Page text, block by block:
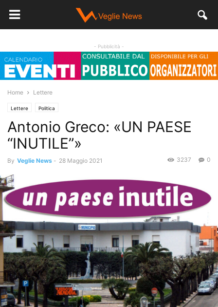
- Pubblicità -
Home Lettere
Lettere Politica
Antonio Greco: «UN PAESE
“INUTILE”»
By Veglie News - 28 Maggio 2021 0
3237